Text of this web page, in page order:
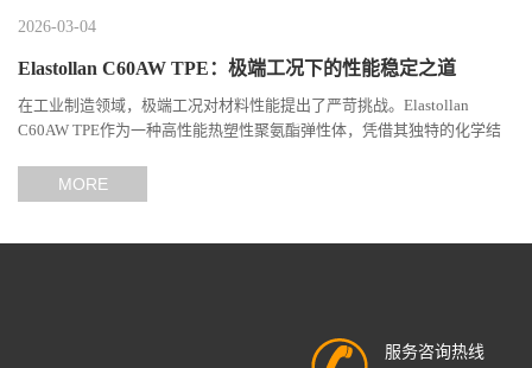
2026-03-04
Elastollan C60AW TPE：极端工况下的性能稳定之道
在工业制造领域，极端工况对材料性能提出了严苛挑战。Elastollan
C60AW TPE作为一种高性能热塑性聚氨酯弹性体，凭借其独特的化学结
MORE
服务咨询热线